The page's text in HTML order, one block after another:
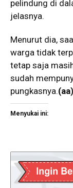
pelindung di
jelasnya.
Menurut dia,
warga tidak
tetap saja
sudah
pungkasnya.(aa)
Menyukai ini: